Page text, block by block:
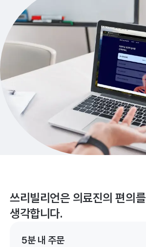
쓰리빌리언은 의료진의 편의를
생각합니다.
5분 내 주문